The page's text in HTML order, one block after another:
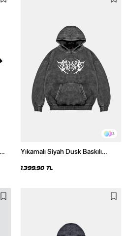
3
Yıkamalı Siyah Dusk Baskılı
1.399,90 TL